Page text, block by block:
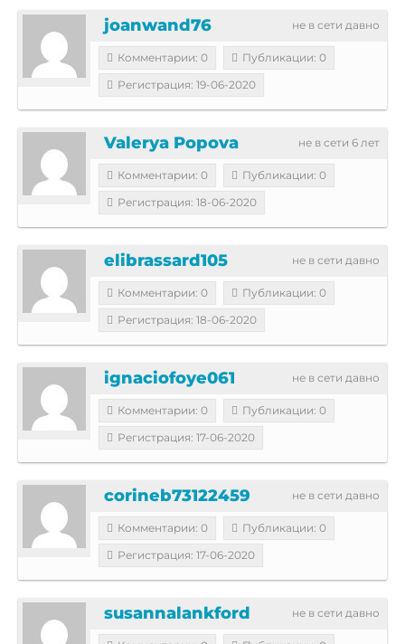
не в сети давно
joanwand76
Комментарии: 0
Публикации: 0
Регистрация: 19-06-2020
не в сети 6 лет
Valerya Popova
Комментарии: 0
Публикации: 0
Регистрация: 18-06-2020
не в сети давно
elibrassard105
Комментарии: 0
Публикации: 0
Регистрация: 18-06-2020
не в сети давно
ignaciofoye061
Комментарии: 0
Публикации: 0
Регистрация: 17-06-2020
не в сети давно
corineb73122459
Комментарии: 0
Публикации: 0
Регистрация: 17-06-2020
не в сети давно
susannalankford